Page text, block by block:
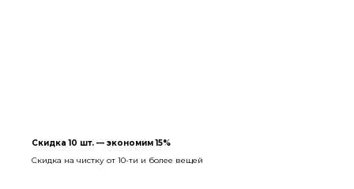
Скидка 10 шт. — экономим 15%
Скидка на чистку от 10-ти и более вещей